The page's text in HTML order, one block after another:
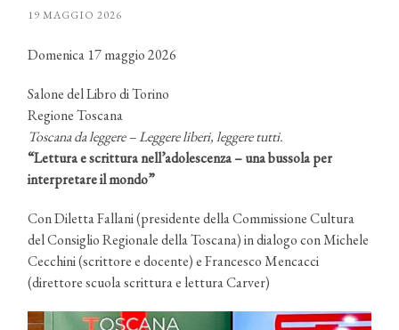
19 MAGGIO 2026
Domenica 17 maggio 2026
Salone del Libro di Torino
Regione Toscana
Toscana da leggere – Leggere liberi, leggere tutti.
“Lettura e scrittura nell’adolescenza – una bussola per
interpretare il mondo”
Con Diletta Fallani (presidente della Commissione Cultura
del Consiglio Regionale della Toscana) in dialogo con Michele
Cecchini (scrittore e docente) e Francesco Mencacci
(direttore scuola scrittura e lettura Carver)